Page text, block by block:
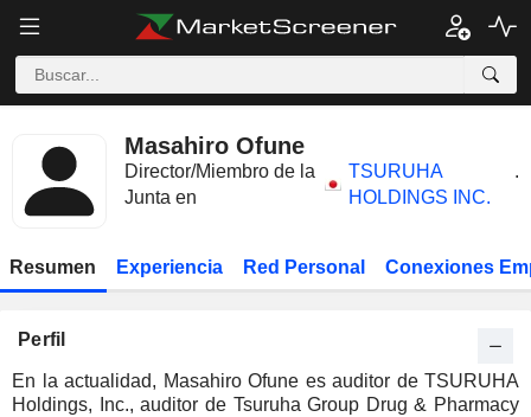
Masahiro Ofune
Director/Miembro de la
Junta en
TSURUHA
HOLDINGS INC.
.
Resumen Experiencia Red Personal Conexiones
Perfil
En la actualidad, Masahiro Ofune es auditor de TSURUHA
Holdings, Inc., auditor de Tsuruha Group Drug & Pharmacy